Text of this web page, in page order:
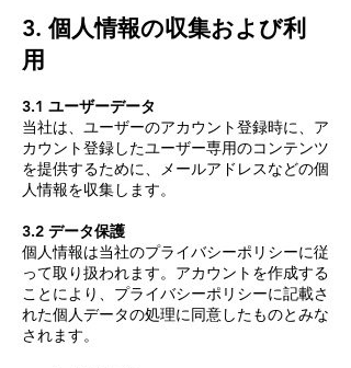
3. 個人情報の収集および利
用
3.1 ユーザーデータ
当社は、ユーザーのアカウント登録時に、ア
カウント登録したユーザー専用のコンテンツ
を提供するために、メールアドレスなどの個
人情報を収集します。
3.2 データ保護
個人情報は当社のプライバシーポリシーに従
って取り扱われます。アカウントを作成する
ことにより、プライバシーポリシーに記載さ
れた個人データの処理に同意したものとみな
されます。